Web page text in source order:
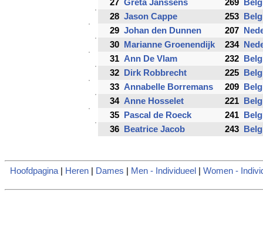
27 Greta Janssens 269
28 Jason Cappe 253
29 Johan den Dunnen 207
30
Marianne Groenendijk 234
31 Ann De Vlam 232
32
Dirk Robbrecht 225
33 Annabelle Borremans 209
34 Anne Hosselet 221
35
Pascal de Roeck 241
36
Beatrice Jacob 243
Hoofdpagina| Heren| Dames Men - Individueel Women -